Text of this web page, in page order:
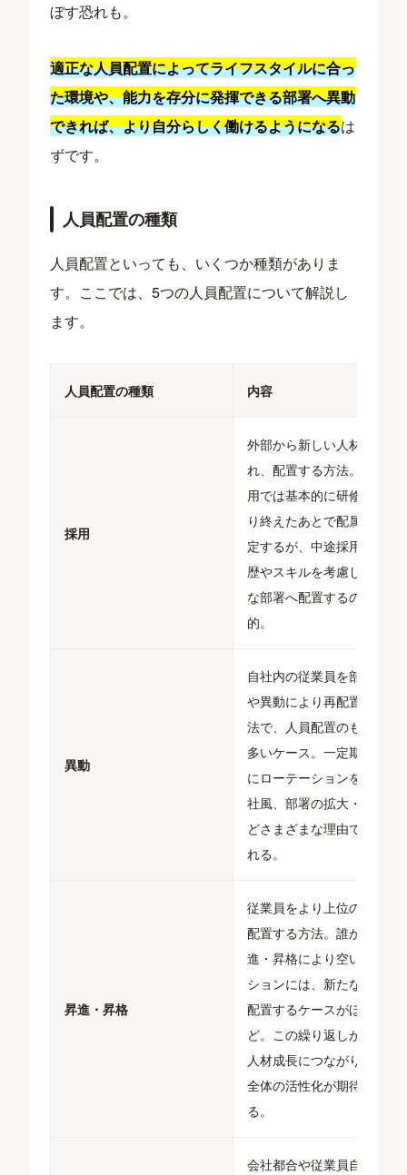
ぼす恐れも。
適正な人員配置によってライフスタイルに合っ
た環境や、能力を存分に発揮できる部署へ異動
できれば、より自分らしく働けるようになるは
ずです。
人員配置の種類
人員配置といっても、いくつか種類がありま
す。ここでは、5つの人員配置について解説し
ます。
人員配置の種類 内容
採用
外部から新しい人材を入
れ、配置する方法。新卒採
用では基本的に研修を一通
り終えたあとで配属先を決
定するが、中途採用では経
歴やスキルを考慮し、適切
な部署へ配置するのが一般
的。
異動
自社内の従業員を部署替え
や異動により再配置する方
法で、人員配置のもっとも
多いケース。一定期間ごと
にローテーションを変える
社風、部署の拡大・縮小な
どさまざまな理由で実施さ
れる。​
昇進・昇格
従業員をより上位の役職に
配置する方法。誰かの昇
進・昇格により空いたポジ
ションには、新たな人材を
配置するケースがほとん
ど。この繰り返しが若手の
人材成長につながり、組織
全体の活性化が期待でき
る。​
会社都合や従業員自身の希